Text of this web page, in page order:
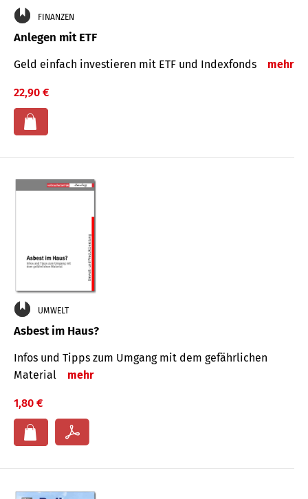
FINANZEN
Anlegen mit ETF
Geld einfach investieren mit ETF und Indexfonds mehr
22,90 €
UMWELT
Asbest im Haus?
Infos und Tipps zum Um­gang mit dem ge­fähr­lichen
Mate­rial
mehr
1,80 €